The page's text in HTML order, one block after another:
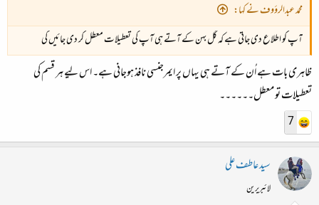
محمد عبدالرؤوف نے کہا:
آپ کو اطلاع دی جاتی ہے کہ گل بہن کے آتے ہی آپ کی تعطیلات معطل کر دی جائیں گی
ظاہری بات ہے اُن کے آتے ہی یہاں پر ایمرجنسی نافذ ہوجانی ہے۔ اس لیے ہر قسم کی
تعطیلات تو معطل۔۔۔۔۔۔
7
سید عاطف علی
لائبریرین